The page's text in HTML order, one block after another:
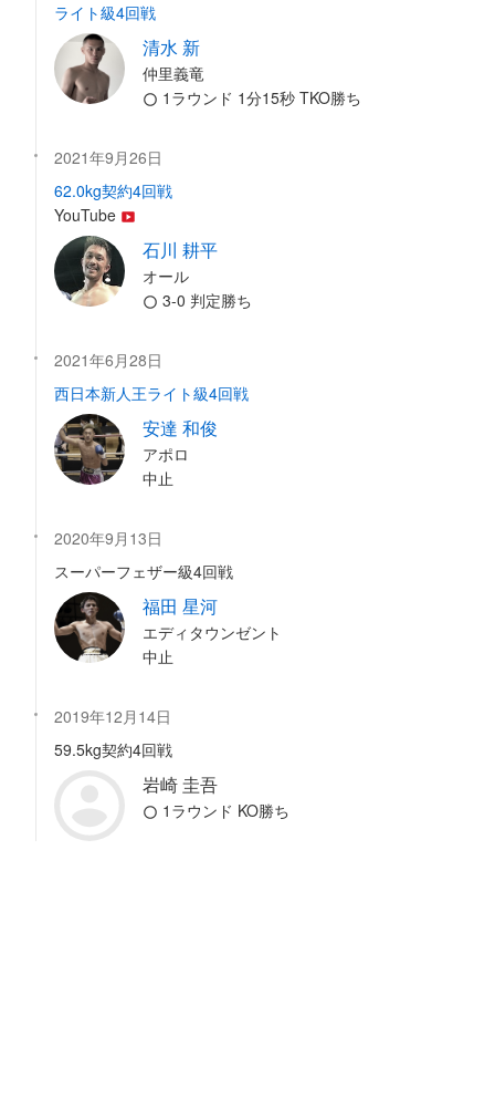
ライト級4回戦
清水 新
仲里義竜
1ラウンド 1分15秒 TKO勝ち
2021年9月26日
62.0kg契約4回戦
YouTube
石川 耕平
オール
3-0 判定勝ち
2021年6月28日
西日本新人王ライト級4回戦
安達 和俊
アポロ
中止
2020年9月13日
スーパーフェザー級4回戦
福田 星河
エディタウンゼント
中止
2019年12月14日
59.5kg契約4回戦
岩崎 圭吾
1ラウンド KO勝ち